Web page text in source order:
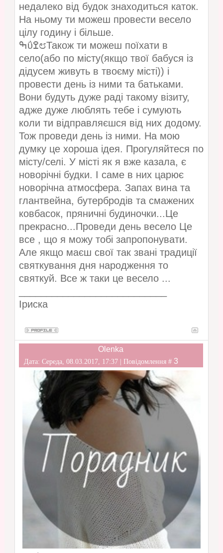
недалеко від будок знаходиться каток.
На ньому ти можеш провести весело
цілу годину і більше.
ߒΰߐ೮Також ти можеш поїхати в
село(або по місту(якщо твої бабуся із
дідусем живуть в твоєму місті)) і
провести день із ними та батьками.
Вони будуть дуже раді такому візиту,
адже дуже люблять тебе і сумують
коли ти відправляєшся від них додому.
Тож проведи день із ними. На мою
думку це хороша ідея. Прогуляйтеся по
місту/селі. У місті як я вже казала, є
новорічні будки. І саме в них царює
новорічна атмосфера. Запах вина та
глантвейна, бутербродів та смажених
ковбасок, пряничні будиночки...Це
прекрасно...Проведи день весело Це
все , що я можу тобі запропонувати.
Але якщо маєш свої так звані традиції
святкування дня народження то
святкуй. Все ж таки це весело ...
Іриска
Olenka
Дата: Середа, 08.03.2017, 17:37 | Повідомлення # 3